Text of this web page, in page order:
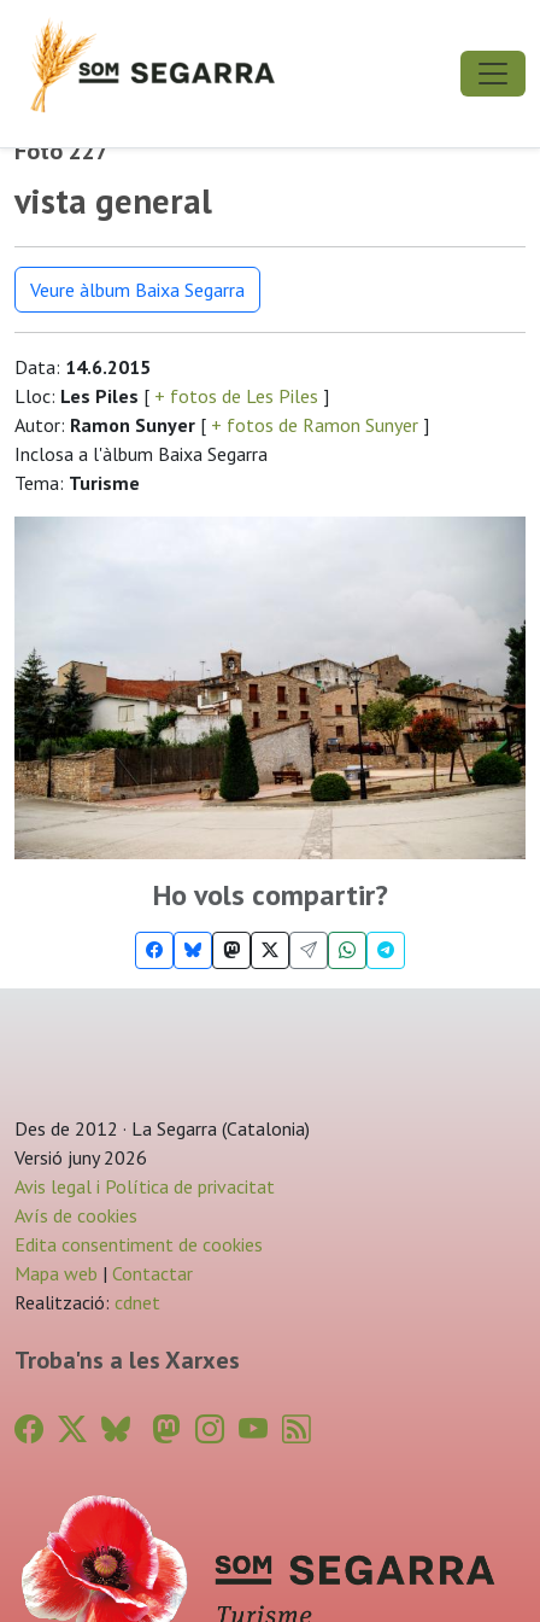
Foto 227
vista general
Veure àlbum Baixa Segarra
Data: 14.6.2015
Lloc: Les Piles [ + fotos de Les Piles ]
Autor: Ramon Sunyer [ + fotos de Ramon Sunyer ]
Inclosa a l'àlbum Baixa Segarra
Tema: Turisme
Ho vols compartir?
Des de 2012 · La Segarra (Catalonia)
Versió juny 2026
Avis legal i Política de privacitat
Avís de cookies
Edita consentiment de cookies
Mapa web | Contactar
Realització: cdnet
Troba'ns a les Xarxes